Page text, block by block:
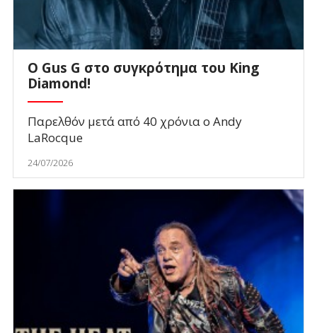
O Gus G στο συγκρότημα του King
Diamond!
Παρελθόν μετά από 40 χρόνια ο Andy
LaRocque
24/07/2026